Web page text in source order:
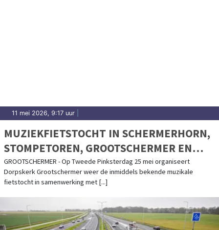
11 mei 2026, 9:17 uur
MUZIEKFIETSTOCHT IN SCHERMERHORN,
STOMPETOREN, GROOTSCHERMER EN
NOORDEINDE
GROOTSCHERMER - Op Tweede Pinksterdag 25 mei organiseert
Dorpskerk Grootschermer weer de inmiddels bekende muzikale
fietstocht in samenwerking met [...]